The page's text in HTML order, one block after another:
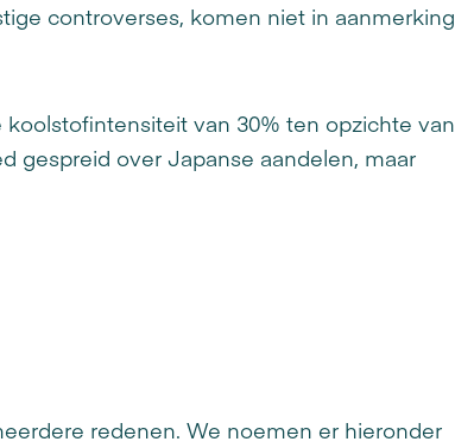
controverses, komen niet in aanmerking
van 30% ten opzichte van
gespreid over Japanse aandelen, maar
redenen. We noemen er hieronder